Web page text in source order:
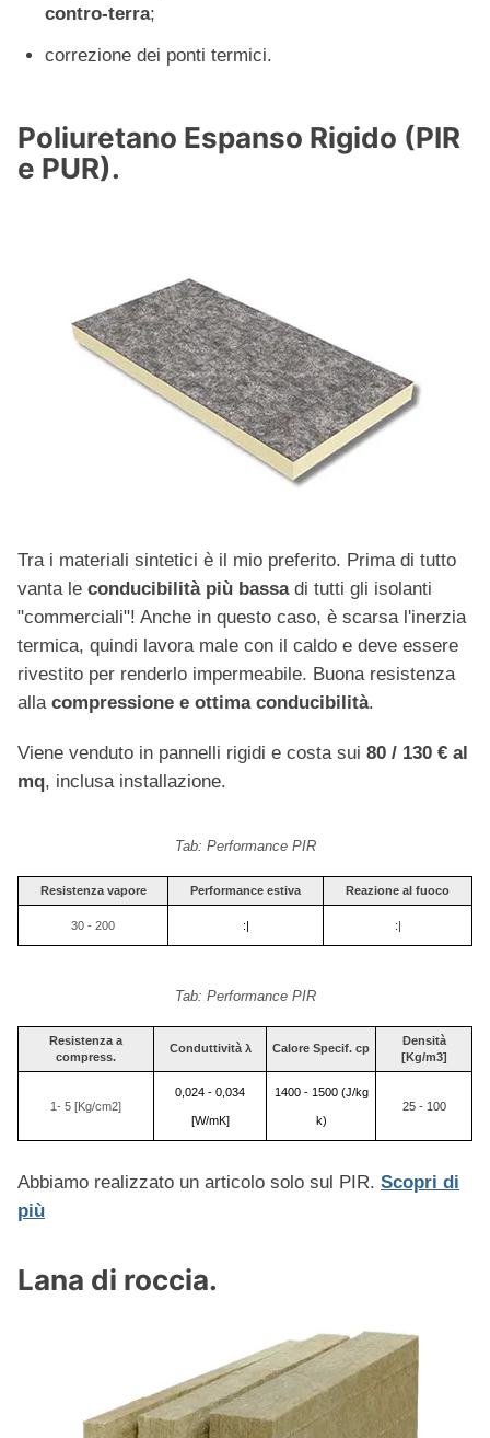
contro-terra;
correzione dei ponti termici.
Poliuretano Espanso Rigido (PIR
e PUR).
Tra i materiali sintetici è il mio preferito. Prima di tutto
vanta le conducibilità più bassadi tutti gli isolanti
"commerciali"! Anche in questo caso, è scarsa l'inerzia
termica, quindi lavora male con il caldo e deve essere
rivestito per renderlo impermeabile. Buona resistenza
alla compressione e ottima conducibilità.
Viene venduto in pannelli rigidi e costa sui 80 / 130 € al
mq, inclusa installazione.
Tab: Performance PIR
Resistenza vapore Performance estiva Reazione al fuoco
30 - 200 :| :|
Tab: Performance PIR
Resistenza a
compress.
Conduttività λ Calore Specif. cp
Densità
[Kg/m3]
1- 5 [Kg/cm2]
0,024 - 0,034
[W/mK]
1400 - 1500 (J/kg
k)
25 - 100
Abbiamo realizzato un articolo solo sul PIR. Scopri di
più
Lana di roccia.